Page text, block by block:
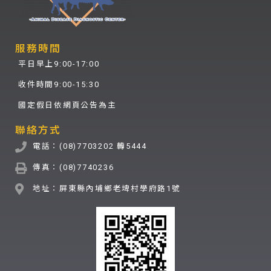
服務時間
平日早上9:00-17:00
收件時間9:00-15:30
國定假日依網頁公告為主
聯絡方式
電話：(08)7703202 轉5444
傳真：(08)7740236
地址：屏東縣內埔鄉老埤村學府路1號